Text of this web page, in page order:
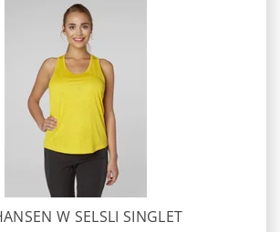
W SELSLI SINGLET